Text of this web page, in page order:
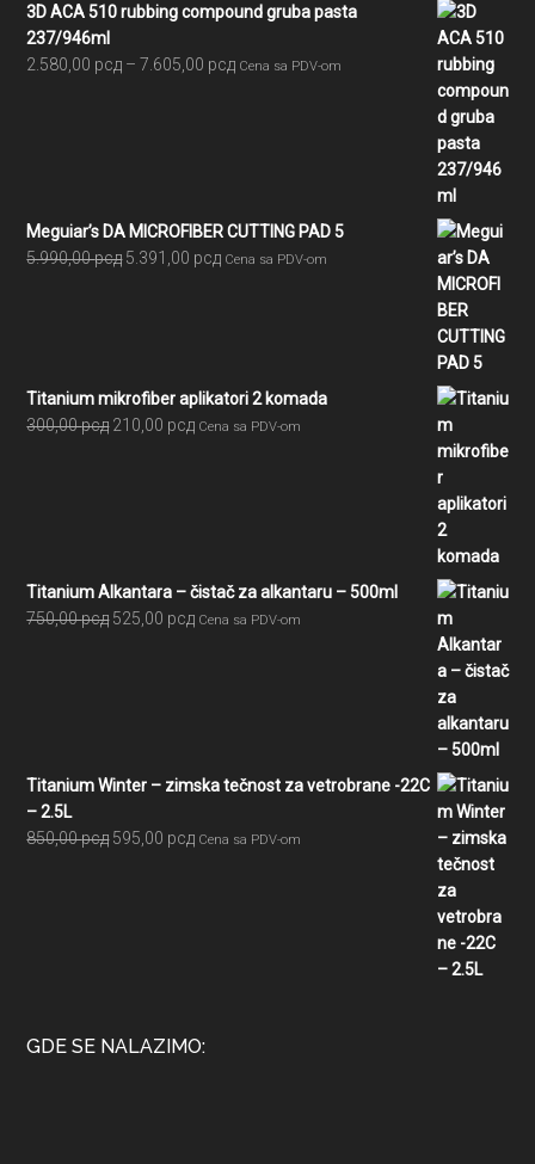
3D ACA 510 rubbing compound gruba pasta
237/946ml
2.580,00 рсд – 7.605,00 рсдRaspon
Cena sa PDV-om
Meguiar’s DA MICROFIBER CUTTING PAD 5
5.990,00рсд Originalna
5.391,00 рсдTrenutna
Cena sa PDV-om
Titanium mikrofiber aplikatori 2 komada
300,00рсд Originalna
210,00 рсдTrenutna
Cena sa PDV-om
Titanium Alkantara – čistač za alkantaru – 500ml
750,00рсд Originalna
525,00 рсдTrenutna
Cena sa PDV-om
Titanium Winter – zimska tečnost za vetrobrane -22C
– 2.5L
850,00рсд Originalna
595,00 рсдTrenutna
Cena sa PDV-om
GDE SE NALAZIMO: